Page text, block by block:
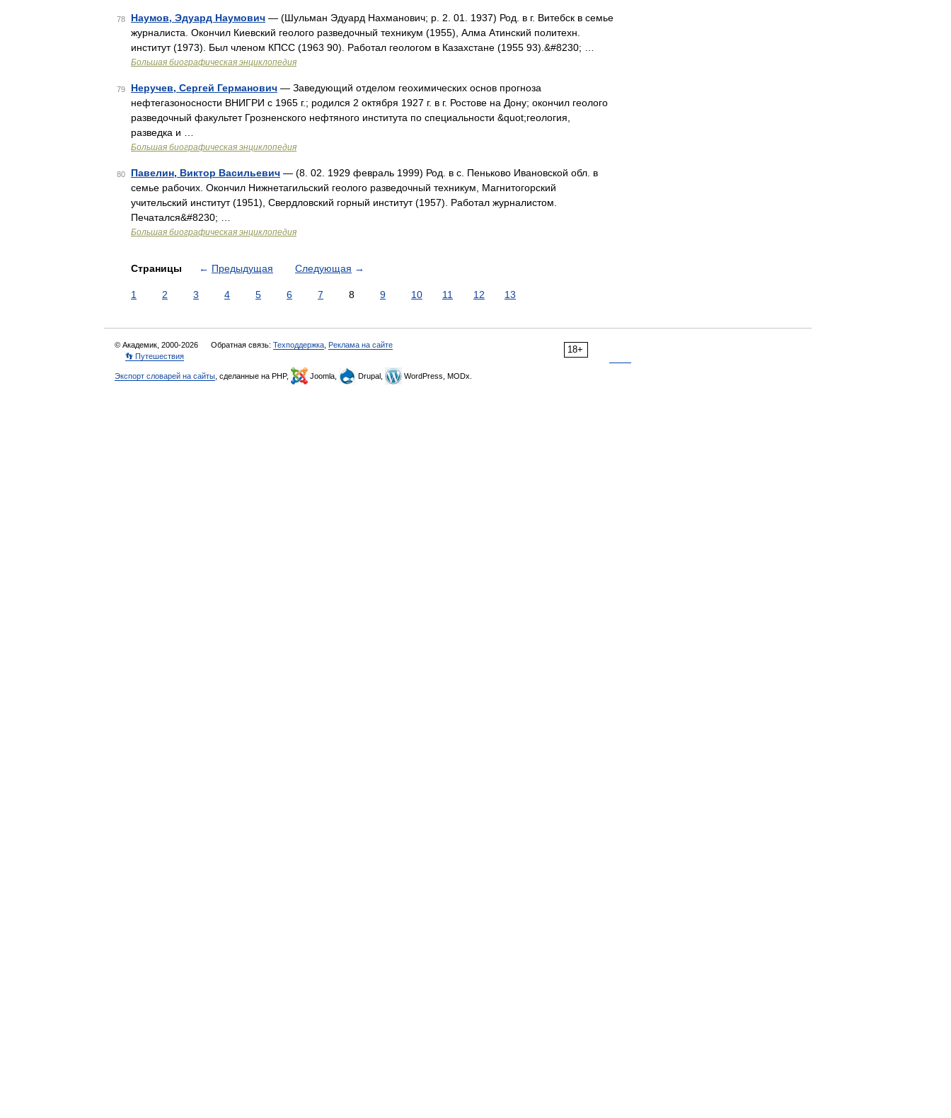
78 Наумов, Эдуард Наумович — (Шульман Эдуард Нахманович; р. 2. 01. 1937) Род. в г. Витебск в семье
журналиста. Окончил Киевский геолого разведочный техникум (1955), Алма Атинский политехн.
институт (1973). Был членом КПСС (1963 90). Работал геологом в Казахстане (1955 93).&#8230; …
Большая биографическая энциклопедия
79 Неручев, Сергей Германович — Заведующий отделом геохимических основ прогноза
нефтегазоносности ВНИГРИ с 1965 г.; родился 2 октября 1927 г. в г. Ростове на Дону; окончил геолого
разведочный факультет Грозненского нефтяного института по специальности &quot;геология,
разведка и …
Большая биографическая энциклопедия
80 Павелин, Виктор Васильевич — (8. 02. 1929 февраль 1999) Род. в с. Пеньково Ивановской обл. в
семье рабочих. Окончил Нижнетагильский геолого разведочный техникум, Магнитогорский
учительский институт (1951), Свердловский горный институт (1957). Работал журналистом.
Печатался&#8230; …
Большая биографическая энциклопедия
Страницы ← Предыдущая Следующая →
1 2 3 4 5 6 7 8 9 10 11 12 13
18+
© Академик, 2000-2026 Обратная связь: Техподдержка Реклама на сайте
👣 Путешествия
Экспорт словарей на сайты , сделанные на PHP, Joomla, Drupal, WordPress, MODx.